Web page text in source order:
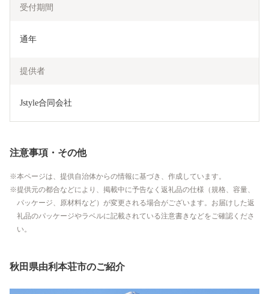
受付期間
通年
提供者
Jstyle合同会社
注意事項・その他
本ページは、提供自治体からの情報に基づき、作成しています。
提供元の都合などにより、掲載中に予告なく返礼品の仕様（規格、容量、
パッケージ、原材料など）が変更される場合がございます。お届けした返
礼品のパッケージやラベルに記載されている注意書きなどをご確認くださ
い。
秋田県由利本荘市のご紹介